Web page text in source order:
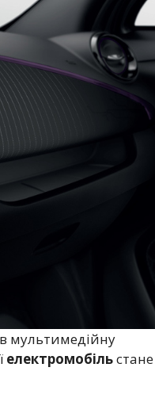
мультимедійну
електромобільстане